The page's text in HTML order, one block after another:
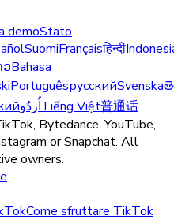
demoStato
SuomiFrançaisहिन्दी
Bahasa
PortuguêsрусскийSvenska
اُردُوTiếng Việt普通话
Bytedance, YouTube,
or Snapchat. All
owners.
Come sfruttare TikTok